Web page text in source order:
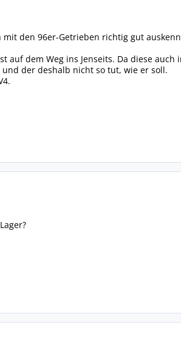
den 96er-Getrieben richtig gut
dem Weg ins Jenseits. Da diese
der deshalb nicht so tut, wie er soll.